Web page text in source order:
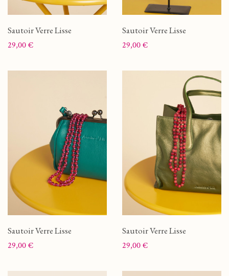
Sautoir Verre Lisse
Prix
29,00 €
Sautoir Verre Lisse
Prix
29,00 €
Sautoir Verre Lisse
Prix
29,00 €
Sautoir Verre Lisse
Prix
29,00 €